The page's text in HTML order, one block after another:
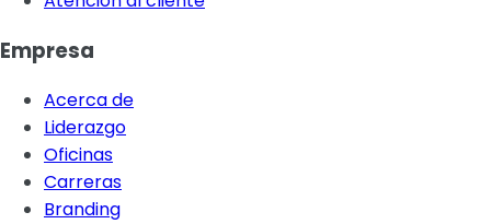
Empresa
Acerca de
Liderazgo
Oficinas
Carreras
Branding